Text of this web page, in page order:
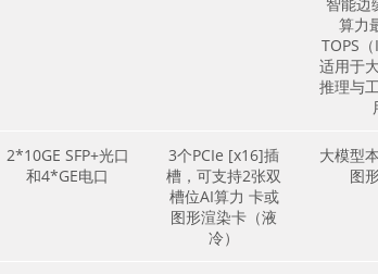
算力
TOPS
适用于
推理与
2*10GE SFP+光口
和4*GE电口
3个PCIe [x16]插
槽，可支持2张双
槽位AI算力 卡或
图形渲染卡（液
冷）
大模型
图